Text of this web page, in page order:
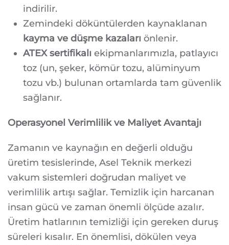
indirilir.
Zemindeki döküntülerden kaynaklanan
kayma ve düşme kazaları önlenir.
ATEX sertifikalı ekipmanlarımızla, patlayıcı
toz (un, şeker, kömür tozu, alüminyum
tozu vb.) bulunan ortamlarda tam güvenlik
sağlanır.
Operasyonel Verimlilik ve Maliyet Avantajı
Zamanın ve kaynağın en değerli olduğu
üretim tesislerinde, Asel Teknik merkezi
vakum sistemleri doğrudan maliyet ve
verimlilik artışı sağlar. Temizlik için harcanan
insan gücü ve zaman önemli ölçüde azalır.
Üretim hatlarının temizliği için gereken duruş
süreleri kısalır. En önemlisi, dökülen veya